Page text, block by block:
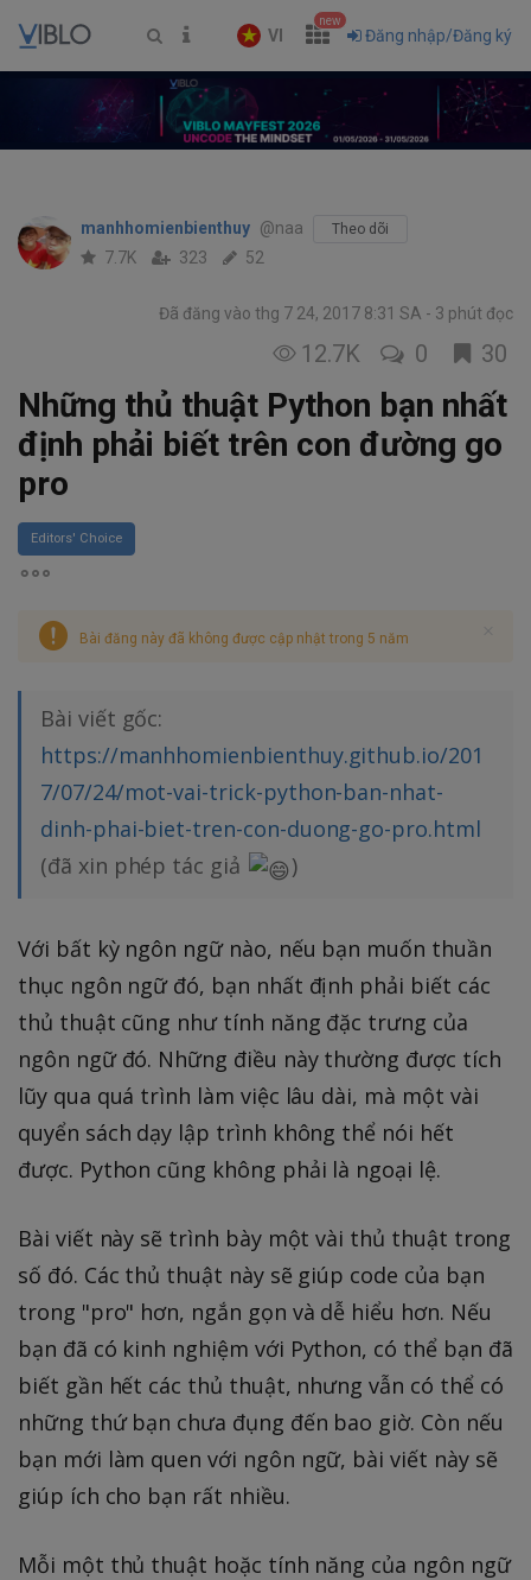
VI
new
Đăng nhập/Đăng ký
manhhomienbienthuy @naa Theo dõi
7.7K 323 52
Đã đăng vào thg 7 24, 2017 8:31 SA 3 phút đọc
12.7K 0 30
Những thủ thuật Python bạn nhất
định phải biết trên con đường go
pro
Editors' Choice
Bài đăng này đã không được cập nhật trong 5 năm
Bài viết gốc:
https://manhhomienbienthuy.github.io/201
7/07/24/mot-vai-trick-python-ban-nhat-
dinh-phai-biet-tren-con-duong-go-pro.html
(đã xin phép tác giả
)
Với bất kỳ ngôn ngữ nào, nếu bạn muốn thuần
thục ngôn ngữ đó, bạn nhất định phải biết các
thủ thuật cũng như tính năng đặc trưng của
ngôn ngữ đó. Những điều này thường được tích
lũy qua quá trình làm việc lâu dài, mà một vài
quyển sách dạy lập trình không thể nói hết
được. Python cũng không phải là ngoại lệ.
Bài viết này sẽ trình bày một vài thủ thuật trong
số đó. Các thủ thuật này sẽ giúp code của bạn
trong "pro" hơn, ngắn gọn và dễ hiểu hơn. Nếu
bạn đã có kinh nghiệm với Python, có thể bạn đã
biết gần hết các thủ thuật, nhưng vẫn có thể có
những thứ bạn chưa đụng đến bao giờ. Còn nếu
bạn mới làm quen với ngôn ngữ, bài viết này sẽ
giúp ích cho bạn rất nhiều.
Mỗi một thủ thuật hoặc tính năng của ngôn ngữ